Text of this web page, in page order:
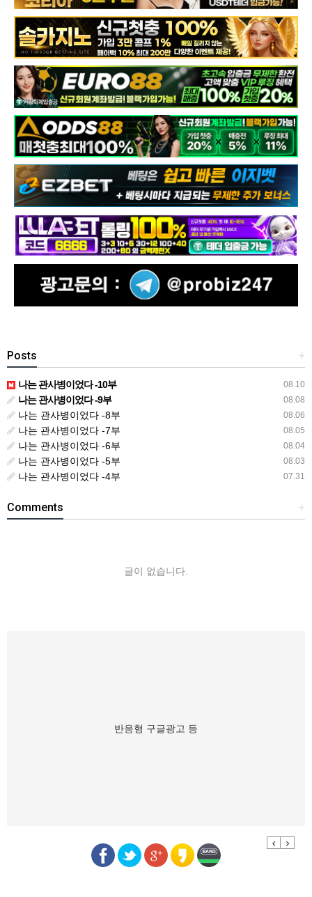
+
Posts
08.10
나는 관사병이었다 -10부
08.08
나는 관사병이었다 -9부
08.06
나는 관사병이었다 -8부
08.05
나는 관사병이었다 -7부
08.04
나는 관사병이었다 -6부
08.03
나는 관사병이었다 -5부
07.31
나는 관사병이었다 -4부
+
Comments
글이 없습니다.
반응형 구글광고 등
Previous
Next